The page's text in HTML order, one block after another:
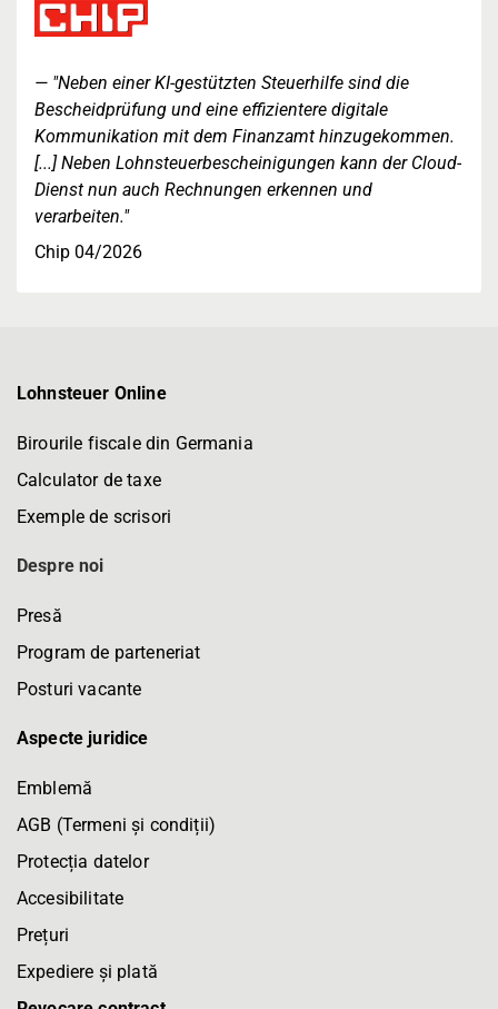
"Neben einer KI-gestützten Steuerhilfe sind die
Bescheidprüfung und eine effizientere digitale
Kommunikation mit dem Finanzamt hinzugekommen.
[...] Neben Lohnsteuerbescheinigungen kann der Cloud-
Dienst nun auch Rechnungen erkennen und
verarbeiten."
Chip 04/2026
Lohnsteuer Online
Birourile fiscale din Germania
Calculator de taxe
Exemple de scrisori
Despre noi
Presă
Program de parteneriat
Posturi vacante
Aspecte juridice
Emblemă
AGB (Termeni și condiții)
Protecția datelor
Accesibilitate
Prețuri
Expediere și plată